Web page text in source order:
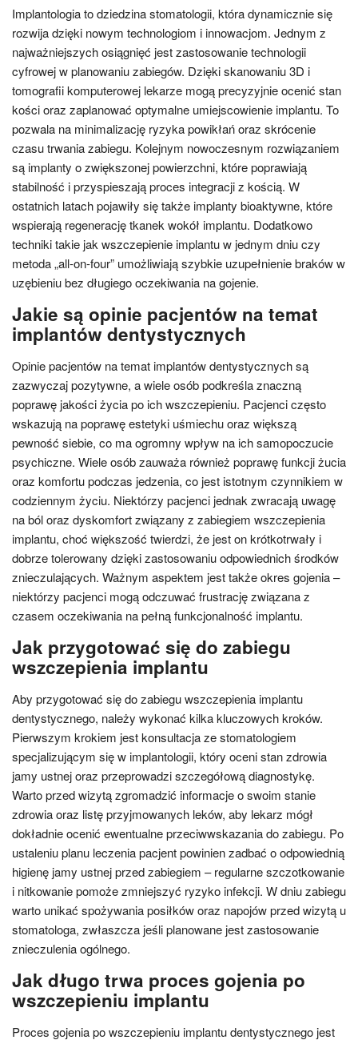
Implantologia to dziedzina stomatologii, która dynamicznie się
rozwija dzięki nowym technologiom i innowacjom. Jednym z
najważniejszych osiągnięć jest zastosowanie technologii
cyfrowej w planowaniu zabiegów. Dzięki skanowaniu 3D i
tomografii komputerowej lekarze mogą precyzyjnie ocenić stan
kości oraz zaplanować optymalne umiejscowienie implantu. To
pozwala na minimalizację ryzyka powikłań oraz skrócenie
czasu trwania zabiegu. Kolejnym nowoczesnym rozwiązaniem
są implanty o zwiększonej powierzchni, które poprawiają
stabilność i przyspieszają proces integracji z kością. W
ostatnich latach pojawiły się także implanty bioaktywne, które
wspierają regenerację tkanek wokół implantu. Dodatkowo
techniki takie jak wszczepienie implantu w jednym dniu czy
metoda „all-on-four” umożliwiają szybkie uzupełnienie braków w
uzębieniu bez długiego oczekiwania na gojenie.
Jakie są opinie pacjentów na temat
implantów dentystycznych
Opinie pacjentów na temat implantów dentystycznych są
zazwyczaj pozytywne, a wiele osób podkreśla znaczną
poprawę jakości życia po ich wszczepieniu. Pacjenci często
wskazują na poprawę estetyki uśmiechu oraz większą
pewność siebie, co ma ogromny wpływ na ich samopoczucie
psychiczne. Wiele osób zauważa również poprawę funkcji żucia
oraz komfortu podczas jedzenia, co jest istotnym czynnikiem w
codziennym życiu. Niektórzy pacjenci jednak zwracają uwagę
na ból oraz dyskomfort związany z zabiegiem wszczepienia
implantu, choć większość twierdzi, że jest on krótkotrwały i
dobrze tolerowany dzięki zastosowaniu odpowiednich środków
znieczulających. Ważnym aspektem jest także okres gojenia –
niektórzy pacjenci mogą odczuwać frustrację związana z
czasem oczekiwania na pełną funkcjonalność implantu.
Jak przygotować się do zabiegu
wszczepienia implantu
Aby przygotować się do zabiegu wszczepienia implantu
dentystycznego, należy wykonać kilka kluczowych kroków.
Pierwszym krokiem jest konsultacja ze stomatologiem
specjalizującym się w implantologii, który oceni stan zdrowia
jamy ustnej oraz przeprowadzi szczegółową diagnostykę.
Warto przed wizytą zgromadzić informacje o swoim stanie
zdrowia oraz listę przyjmowanych leków, aby lekarz mógł
dokładnie ocenić ewentualne przeciwwskazania do zabiegu. Po
ustaleniu planu leczenia pacjent powinien zadbać o odpowiednią
higienę jamy ustnej przed zabiegiem – regularne szczotkowanie
i nitkowanie pomoże zmniejszyć ryzyko infekcji. W dniu zabiegu
warto unikać spożywania posiłków oraz napojów przed wizytą u
stomatologa, zwłaszcza jeśli planowane jest zastosowanie
znieczulenia ogólnego.
Jak długo trwa proces gojenia po
wszczepieniu implantu
Proces gojenia po wszczepieniu implantu dentystycznego jest